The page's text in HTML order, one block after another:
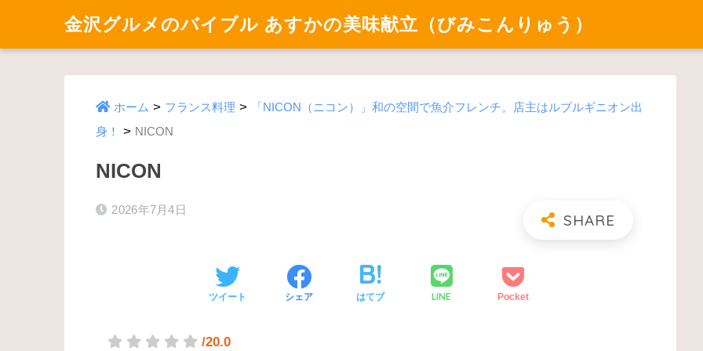
金沢グルメのバイブル あすかの美味献立（びみこんりゅう）
ホーム > フランス料理 >
「NICON（ニコン）」和の空間で魚介フレンチ。店主はルブルギニオン出
身！
> NICON
NICON
2026年7月4日
ツイート シェア はてブ LINE Pocket
/20.0